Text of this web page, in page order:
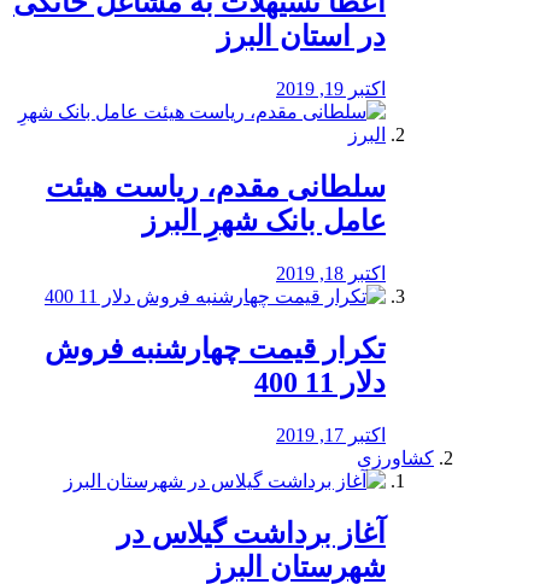
در استان البرز
اکتبر 19, 2019
سلطانی مقدم، ریاست هیئت
عامل بانک شهرِ البرز
اکتبر 18, 2019
تکرار قیمت چهارشنبه فروش
دلار 11 400
اکتبر 17, 2019
کشاورزی
آغاز برداشت گیلاس در
شهرستان البرز